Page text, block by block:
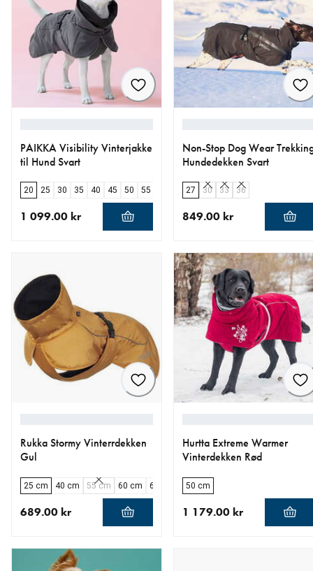
PAIKKA Visibility Vinterjakke
til Hund Svart
20 25 30 35 40 45 50 55 70 80
1 099.00 kr
Non-Stop Dog Wear
Hundedekken Svart
27 30 33 36
849.00 kr
Rukka Stormy Vinterrdekken
Gul
25 cm 40 cm 55 cm 60 cm 65 cm
689.00 kr
Hurtta Extreme Warmer
Vinterdekken Rød
50 cm
1 179.00 kr